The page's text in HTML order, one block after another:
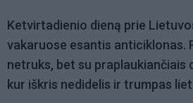
Ketvirtadienio dieną prie
vakaruose esantis anticiklonas.
netruks, bet su praplaukiančiais
kur iškris nedidelis ir trumpas